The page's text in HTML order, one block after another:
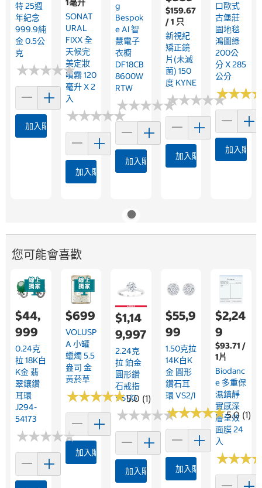
特 25週
年紀念
999.9純
金 0.5公
克
★★★★★
★★★★★
加入購物車
1毫升
SONAT
URAL
FIXX 全
天候完
美定妝
噴霧 120
毫升 X 2
入
★★★★★
★★★★★
加入購物車
G
Bespok
E AI 智
慧電子
衣櫥
DF18CB
8600W
RTW
★★★★★
★★★★★
加入購物車
$159.67
/ 1 只
新視紀
矯正鏡
片(未滅
菌) 150
度 KYNE
★★★★★
★★★★★
加入購物車
口歐式
古堡莊
園地毯
鴻圖綠
200公
分 X 285
公分
★★★
★★★
加入購物
您可能會喜歡
$44,
999
0.24克
拉 18K白
K金 翡
翠鑲鑽
耳環
J294-
54173
★★★★★
★★★★★
$699
VOLUSP
A 小罐
蠟燭 5.5
盎司 金
黃菸草
★★★★★
★★★★★5.0 (1)
加入購物車
$1,14
9,997
2.24克
拉 鉑金
圓形鑽
石戒指
VS1/G
★★★★★
★★★★★
加入購物車
$55,9
99
1.50克拉
14K白K
金 圓形
鑽石耳
環 VS2/I
★★★★★
★★★★★5.0 (1)
加入購物車
$2,24
9
$93.71 /
1片
Biodanc
E 多重保
濕鎮靜
實感深
層全效
面膜 24
入
★★★
★★★